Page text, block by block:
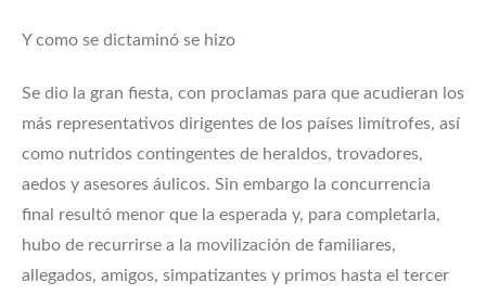
Y como se dictaminó se hizo
Se dio la gran fiesta, con proclamas para que acudieran los
más representativos dirigentes de los países limítrofes, así
como nutridos contingentes de heraldos, trovadores,
aedos y asesores áulicos. Sin embargo la concurrencia
final resultó menor que la esperada y, para completarla,
hubo de recurrirse a la movilización de familiares,
allegados, amigos, simpatizantes y primos hasta el tercer